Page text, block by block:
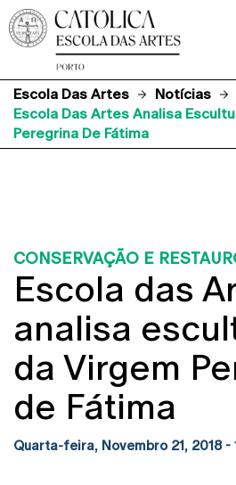
Escola Das Artes
Notícias
Escola Das Artes Analisa
Peregrina De Fátima
CONSERVAÇÃO E
Escola das
analisa
da Virgem
de Fátima
Quarta-feira, Novembro 21, 2018 -